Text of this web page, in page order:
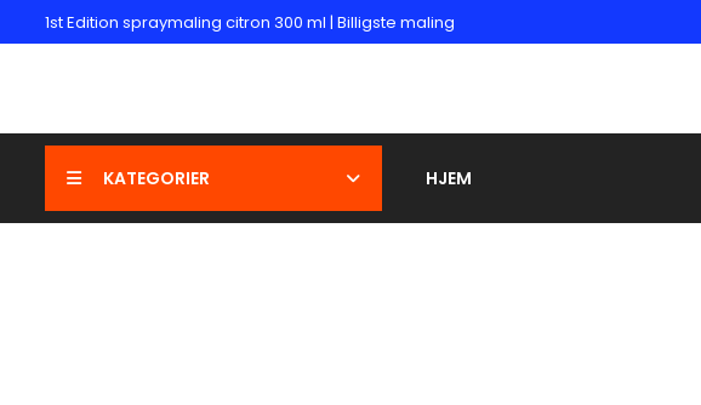
1st Edition spraymaling citron 300 ml | Billigste maling
KATEGORIER HJEM